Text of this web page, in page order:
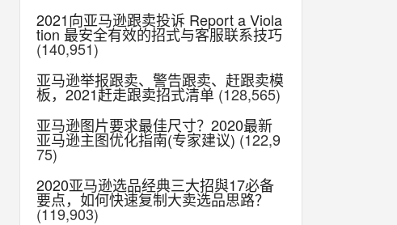
2021向亚马逊跟卖投诉 Report a Viola
tion 最安全有效的招式与客服联系技巧
(140,951)
亚马逊举报跟卖、警告跟卖、赶跟卖模
板，2021赶走跟卖招式清单 (128,565)
亚马逊图片要求最佳尺寸？2020最新
亚马逊主图优化指南(专家建议) (122,9
75)
2020亚马逊选品经典三大招與17必备
要点，如何快速复制大卖选品思路？
(119,903)